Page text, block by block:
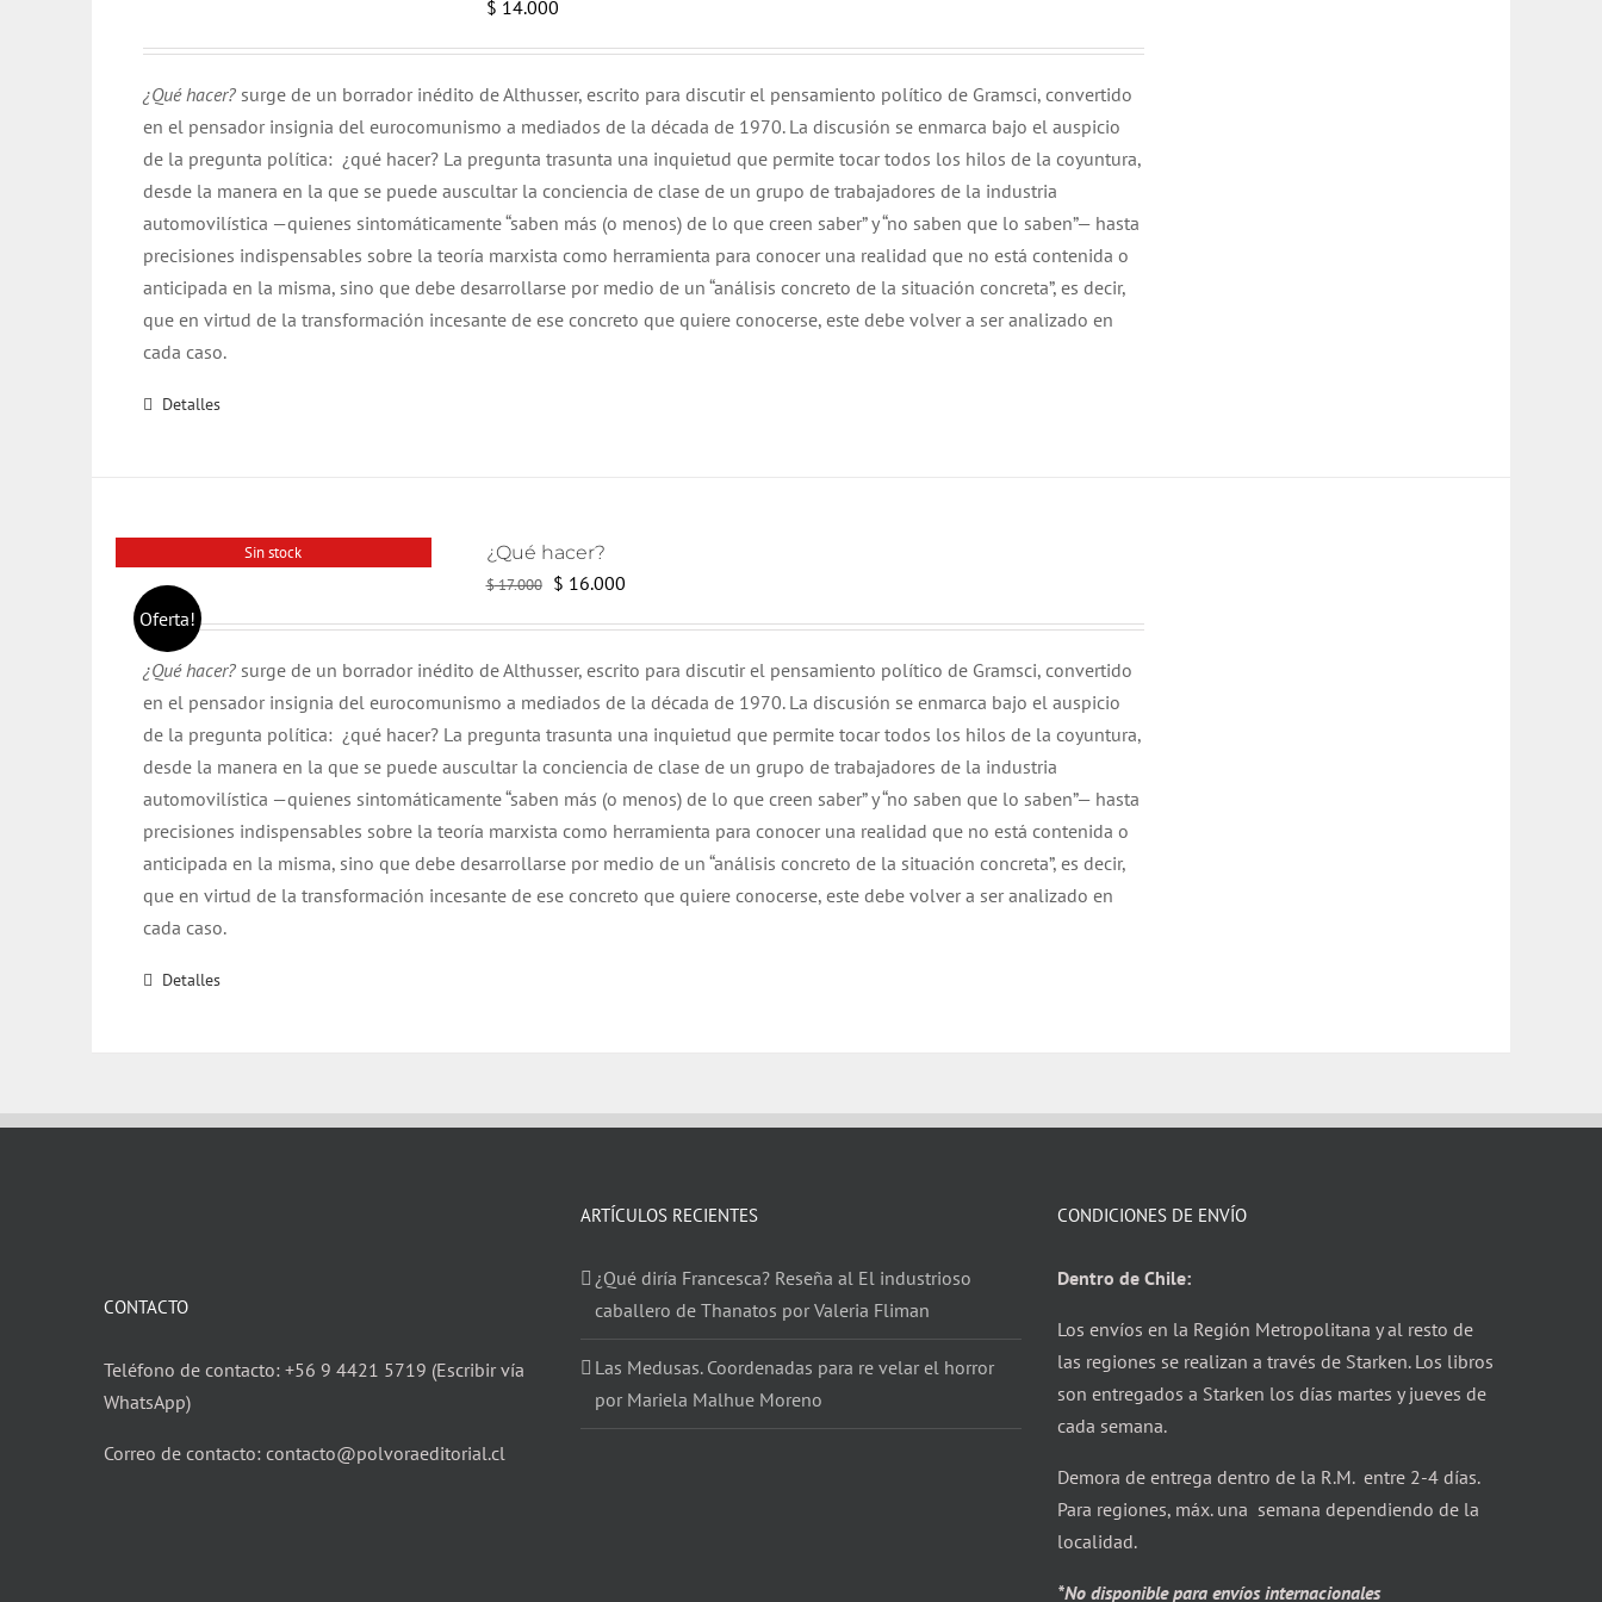
$ 14.000
¿Qué hacer? surge de un borrador inédito de Althusser, escrito para discutir el pensamiento político de Gramsci, convertido
en el pensador insignia del eurocomunismo a mediados de la década de 1970. La discusión se enmarca bajo el auspicio
de la pregunta política: ¿qué hacer? La pregunta trasunta una inquietud que permite tocar todos los hilos de la coyuntura,
desde la manera en la que se puede auscultar la conciencia de clase de un grupo de trabajadores de la industria
automovilística —quienes sintomáticamente “saben más (o menos) de lo que creen saber” y “no saben que lo saben”— hasta
precisiones indispensables sobre la teoría marxista como herramienta para conocer una realidad que no está contenida o
anticipada en la misma, sino que debe desarrollarse por medio de un “análisis concreto de la situación concreta”, es decir,
que en virtud de la transformación incesante de ese concreto que quiere conocerse, este debe volver a ser analizado en
cada caso.
Detalles
Sin stock
Oferta!
¿Qué hacer?
$17.000
El
era:
$ 17.000.
$ 16.000El
es:
$ 16.000.
¿Qué hacer? surge de un borrador inédito de Althusser, escrito para discutir el pensamiento político de Gramsci, convertido
en el pensador insignia del eurocomunismo a mediados de la década de 1970. La discusión se enmarca bajo el auspicio
de la pregunta política: ¿qué hacer? La pregunta trasunta una inquietud que permite tocar todos los hilos de la coyuntura,
desde la manera en la que se puede auscultar la conciencia de clase de un grupo de trabajadores de la industria
automovilística —quienes sintomáticamente “saben más (o menos) de lo que creen saber” y “no saben que lo saben”— hasta
precisiones indispensables sobre la teoría marxista como herramienta para conocer una realidad que no está contenida o
anticipada en la misma, sino que debe desarrollarse por medio de un “análisis concreto de la situación concreta”, es decir,
que en virtud de la transformación incesante de ese concreto que quiere conocerse, este debe volver a ser analizado en
cada caso.
Detalles
CONTACTO
Teléfono de contacto: +56 9 4421 5719 (Escribir vía
WhatsApp)
Correo de contacto: contacto@polvoraeditorial.cl
ARTÍCULOS RECIENTES
¿Qué diría Francesca? Reseña al El industrioso
caballero de Thanatos por Valeria Fliman
Las Medusas. Coordenadas para re velar el horror
por Mariela Malhue Moreno
CONDICIONES DE ENVÍO
Dentro de Chile:
Los envíos en la Región Metropolitana y al resto de
las regiones se realizan a través de Starken. Los libros
son entregados a Starken los días martes y jueves de
cada semana.
Demora de entrega dentro de la R.M. entre 2-4 días.
Para regiones, máx. una semana dependiendo de la
localidad.
*No disponible para envíos internacionales